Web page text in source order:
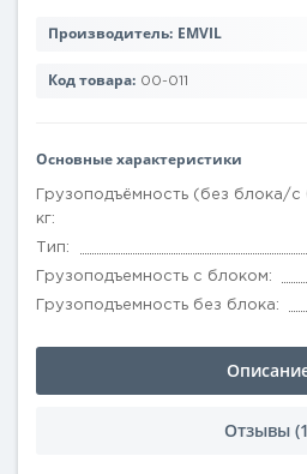
Производитель: EMVIL
Код товара: 00-011
Основные характеристики
Грузоподъёмность (без блока/с
кг:
Тип:
Грузоподъемность с блоком:
Грузоподъемность без блока:
Отзывы